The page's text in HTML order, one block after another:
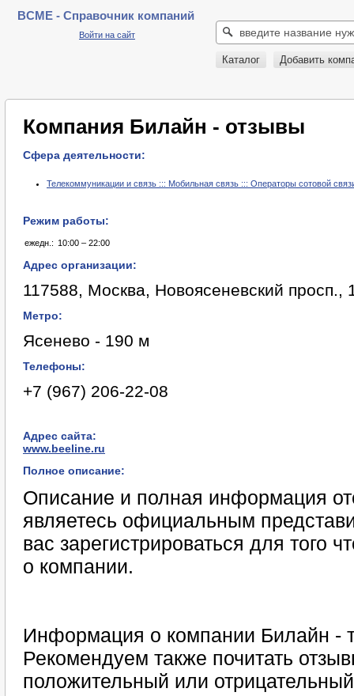
BCME - Справочник компаний
Войти на сайт
Каталог Добавить
Компания Билайн - отзывы
Сфера деятельности:
Телекоммуникации и связь ::: Мобильная связь ::: Операторы сотовой
Режим работы:
ежедн.: 10:00 – 22:00
Адрес организации:
117588, Москва, Новоясеневский просп.,
Метро:
Ясенево - 190 м
Телефоны:
+7 (967) 206-22-08
Адрес сайта:
www.beeline.ru
Полное описание:
Описание и полная информация
являетесь официальным
вас зарегистрироваться для того
о компании.
Информация о компании Билайн -
Рекомендуем также почитать
положительный или